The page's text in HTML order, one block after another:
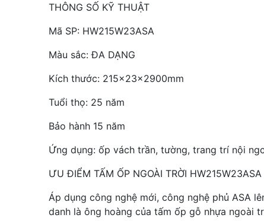
THÔNG SỐ KỸ THUẬT
Mã SP: HW215W23ASA
Màu sắc: ĐA DẠNG
Kích thước: 215x23x2900mm
Tuổi thọ: 25 năm
Bảo hành 15 năm
Ứng dụng: ốp vách trần, tường, trang trí nội
ƯU ĐIỂM TẤM ỐP NGOÀI TRỜI HW215W23ASA
Áp dụng công nghệ mới, công nghệ phủ ASA
danh là ông hoàng của tấm ốp gỗ nhựa ngoài